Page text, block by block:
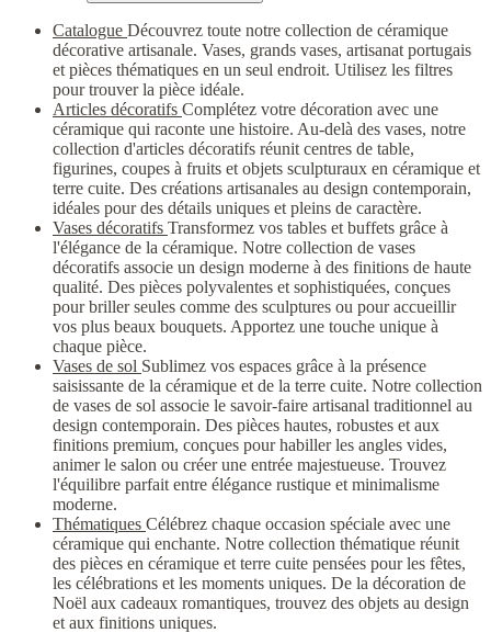
Catalogue Découvrez toute notre collection de céramique
décorative artisanale. Vases, grands vases, artisanat portugais
et pièces thématiques en un seul endroit. Utilisez les filtres
pour trouver la pièce idéale.
Articles décoratifs Complétez votre décoration avec une
céramique qui raconte une histoire. Au-delà des vases, notre
collection d'articles décoratifs réunit centres de table,
figurines, coupes à fruits et objets sculpturaux en céramique et
terre cuite. Des créations artisanales au design contemporain,
idéales pour des détails uniques et pleins de caractère.
Vases décoratifs Transformez vos tables et buffets grâce à
l'élégance de la céramique. Notre collection de vases
décoratifs associe un design moderne à des finitions de haute
qualité. Des pièces polyvalentes et sophistiquées, conçues
pour briller seules comme des sculptures ou pour accueillir
vos plus beaux bouquets. Apportez une touche unique à
chaque pièce.
Vases de sol Sublimez vos espaces grâce à la présence
saisissante de la céramique et de la terre cuite. Notre collection
de vases de sol associe le savoir-faire artisanal traditionnel au
design contemporain. Des pièces hautes, robustes et aux
finitions premium, conçues pour habiller les angles vides,
animer le salon ou créer une entrée majestueuse. Trouvez
l'équilibre parfait entre élégance rustique et minimalisme
moderne.
Thématiques Célébrez chaque occasion spéciale avec une
céramique qui enchante. Notre collection thématique réunit
des pièces en céramique et terre cuite pensées pour les fêtes,
les célébrations et les moments uniques. De la décoration de
Noël aux cadeaux romantiques, trouvez des objets au design
et aux finitions uniques.